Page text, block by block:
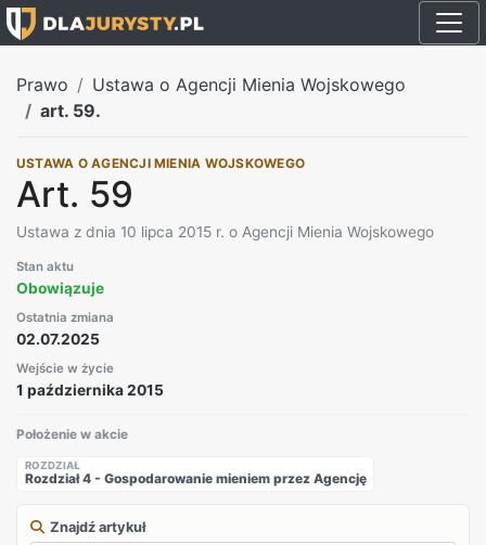
Prawo
Ustawa o Agencji Mienia Wojskowego
art. 59.
USTAWA O AGENCJI MIENIA WOJSKOWEGO
Art. 59
Ustawa z dnia 10 lipca 2015 r. o Agencji Mienia Wojskowego
Stan aktu
Obowiązuje
Ostatnia zmiana
02.07.2025
Wejście w życie
1 października 2015
Położenie w akcie
ROZDZIAŁ
Rozdział 4 - Gospodarowanie mieniem przez Agencję
Znajdź artykuł